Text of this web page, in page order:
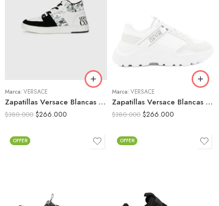
Marca: VERSACE
Zapatillas Versace Blancas Diseño Combinado Urbano
$380.000 $266.000
39
40
44
Marca: VERSACE
Zapatillas Versace Blancas Chunky Logo Lateral
$380.000 $266.000
41
42
44
OFFER OFFER